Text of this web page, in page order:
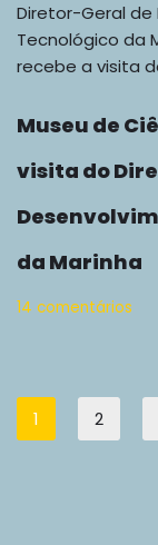
Diretor-Geral de
Tecnológico da
recebe a visita
Museu de
visita do
da Marinha
14 comentários
1 2